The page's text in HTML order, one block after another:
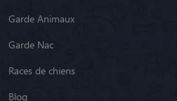
Garde Animaux
Garde Nac
Races de chiens
Blog